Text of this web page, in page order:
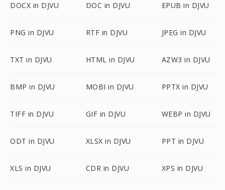
DOCX in DJVU DOC in DJVU EPUB in DJVU
PNG in DJVU RTF in DJVU JPEG in DJVU
TXT in DJVU HTML in DJVU AZW3 in DJVU
BMP in DJVU MOBI in DJVU PPTX in DJVU
TIFF in DJVU GIF in DJVU WEBP in DJVU
ODT in DJVU XLSX in DJVU PPT in DJVU
XLS in DJVU CDR in DJVU XPS in DJVU